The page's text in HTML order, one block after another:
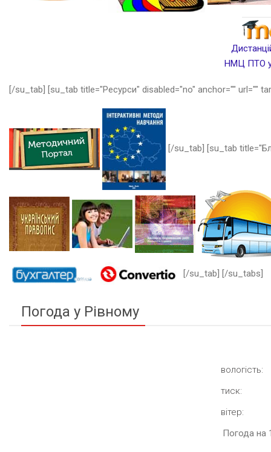
НМЦ ПТО у
[/su_tab] [su_tab title="Ресурси" disabled="no" anchor="" url=""
[/su_tab] [su_tab
[/su_tab] [/su_tabs]
Погода у Рівному
вологість:
тиск:
вітер:
Погода на